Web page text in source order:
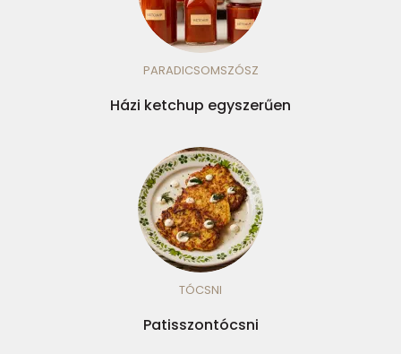
PARADICSOMSZÓSZ
Házi ketchup egyszerűen
TÓCSNI
Patisszontócsni